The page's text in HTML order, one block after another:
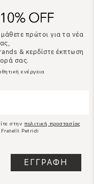
πρώτοι για τα νέα
& κερδίστε έκπτωση
σας.
ενέργεια
στην πολιτική προστασίας
Fratelli Petridi